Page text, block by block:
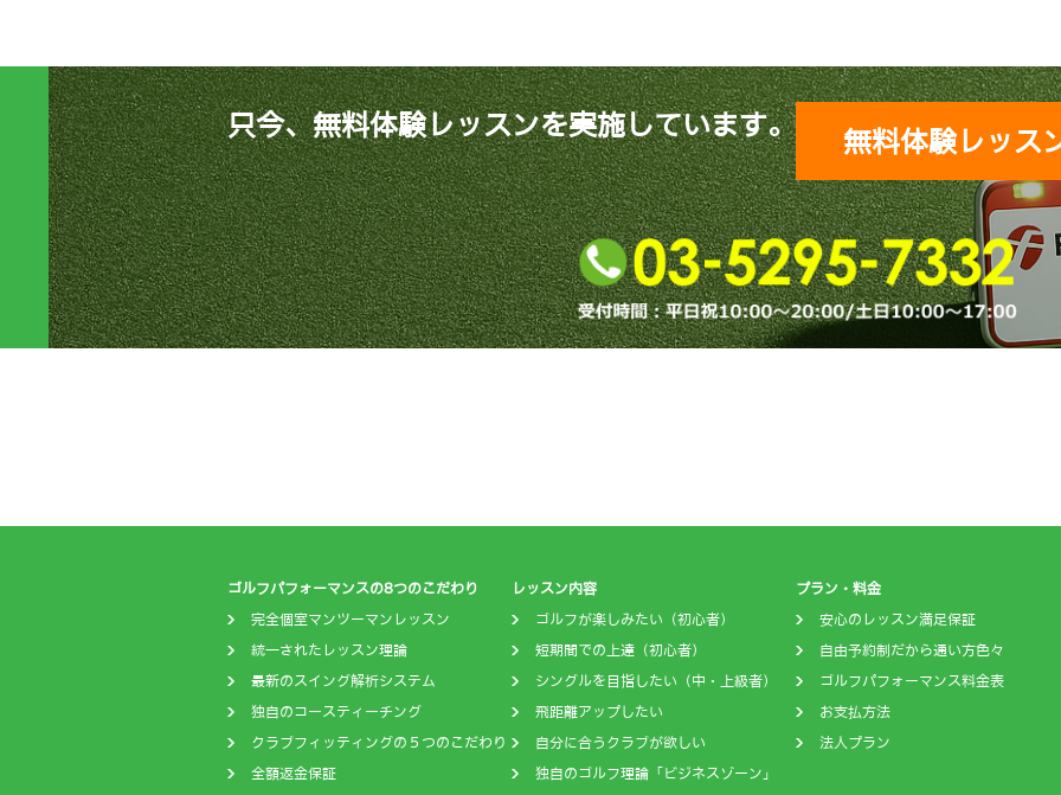
只今、無料体験レッスンを実施しています。
無料体験レッス
ゴルフパフォーマンスの8つのこだわり
完全個室マンツーマンレッスン
統一されたレッスン理論
最新のスイング解析システム
独自のコースティーチング
クラブフィッティングの５つのこだわり
全額返金保証
レッスン内容
ゴルフが楽しみたい（初心者）
短期間での上達（初心者）
シングルを目指したい（中・上級者）
飛距離アップしたい
自分に合うクラブが欲しい
独自のゴルフ理論「ビジネスゾーン」
プラン・料金
安心のレッスン満足保証
自由予約制だから通い方色々
ゴルフパフォーマンス料金表
お支払方法
法人プラン